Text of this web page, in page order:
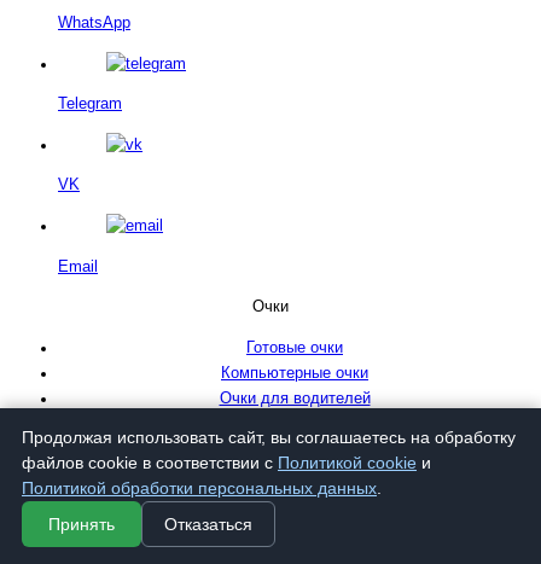
WhatsApp
Telegram
VK
Email
Продолжая использовать сайт, вы соглашаетесь на обработку
файлов cookie в соответствии с Политикой cookie и
Политикой обработки персональных данных
Принять
Отказаться
Очки
Готовые очки
Компьютерные очки
Очки для водителей
Перфорационные очки